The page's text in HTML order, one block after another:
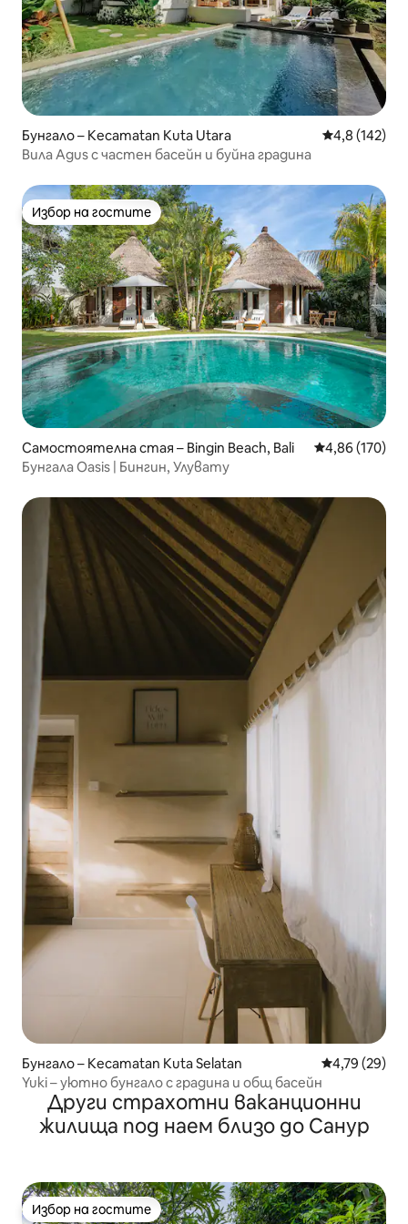
Бунгало – Kecamatan Kuta Utara Средна
4,8 (142)
Вила Agus с частен басейн и буйна градина
Избор на гостите
Избор на гостите
Самостоятелна стая – Bingin Beach, Bali Средна
4,86 (170)
Бунгала Oasis | Бингин, Улувату
Бунгало – Kecamatan Kuta Selatan Средна
4,79 (29)
Yuki – уютно бунгало с градина и общ басейн
Други страхотни ваканционни
жилища под наем близо до Санур
Избор на гостите
Избор на гостите